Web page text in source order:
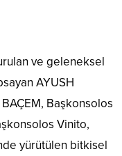
ve geleneksel
AYUSH
Başkonsolos
Vinito,
yürütülen bitkisel